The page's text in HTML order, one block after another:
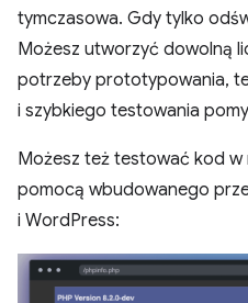
tymczasowa. Gdy tylko
Możesz utworzyć dowolną
potrzeby prototypowania,
i szybkiego testowania
Możesz też testować kod
pomocą wbudowanego
i WordPress: